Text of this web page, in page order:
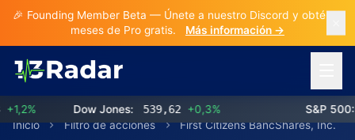
🎉 Founding Member Beta — Únete a nuestro Discord y obtén 3
meses de Pro gratis.
Más información →
Dow Jones: 539,62 +0,3% S&P 500:
Inicio
Filtro de acciones First Citizens BancShares, Inc.